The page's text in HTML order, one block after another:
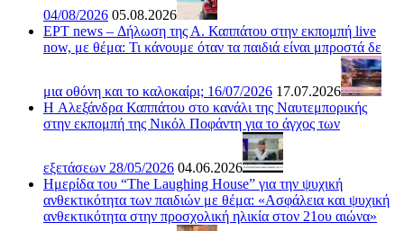
04/08/2026 05.08.2026
ΕΡΤ news – Δήλωση της Α. Καππάτου στην εκπομπή live
now, με θέμα: Τι κάνουμε όταν τα παιδιά είναι μπροστά δε
μια οθόνη και το καλοκαίρι; 16/07/2026 17.07.2026
H Αλεξάνδρα Καππάτου στο κανάλι της Ναυτεμπορικής
στην εκπομπή της Νικόλ Ποφάντη για το άγχος των
εξετάσεων 28/05/2026 04.06.2026
Ημερίδα του “The Laughing House” για την ψυχική
ανθεκτικότητα των παιδιών με θέμα: «Ασφάλεια και ψυχική
ανθεκτικότητα στην προσχολική ηλικία στον 21ου αιώνα»